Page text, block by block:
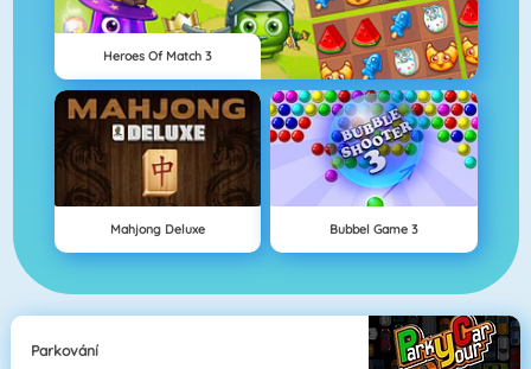
Heroes Of Match 3
Mahjong Deluxe Bubbel Game 3
Parkování